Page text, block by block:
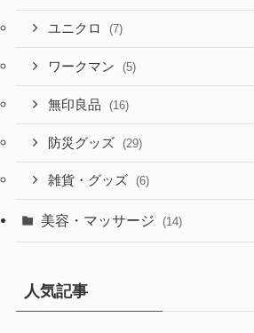
ユニクロ (7)
ワークマン (5)
無印良品 (16)
防災グッズ (29)
雑貨・グッズ (6)
美容・マッサージ (14)
人気記事